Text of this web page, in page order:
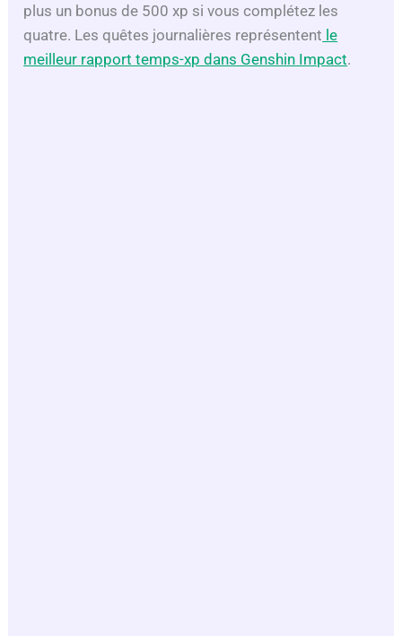
plus un bonus de 500 xp si vous complétez les
quatre. Les quêtes journalières représentent le
meilleur rapport temps-xp dans Genshin Impact.